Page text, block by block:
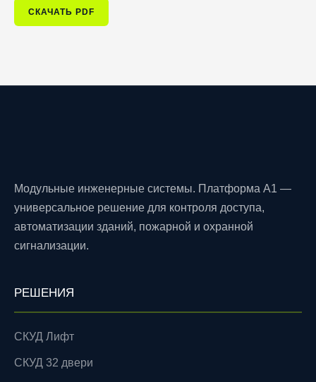
СКАЧАТЬ PDF
Модульные инженерные системы. Платформа A1 —
универсальное решение для контроля доступа,
автоматизации зданий, пожарной и охранной
сигнализации.
РЕШЕНИЯ
СКУД Лифт
СКУД 32 двери